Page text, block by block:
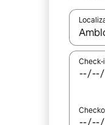
Check-